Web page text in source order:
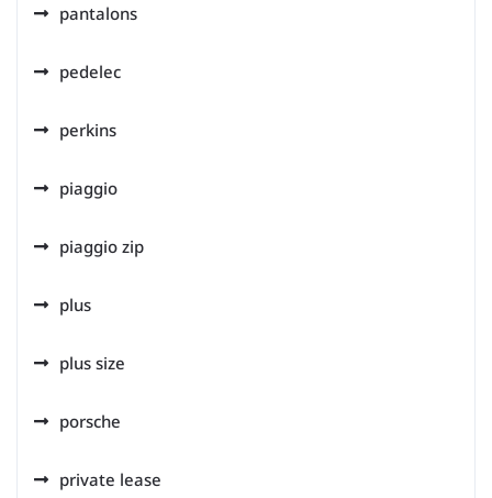
pantalons
pedelec
perkins
piaggio
piaggio zip
plus
plus size
porsche
private lease